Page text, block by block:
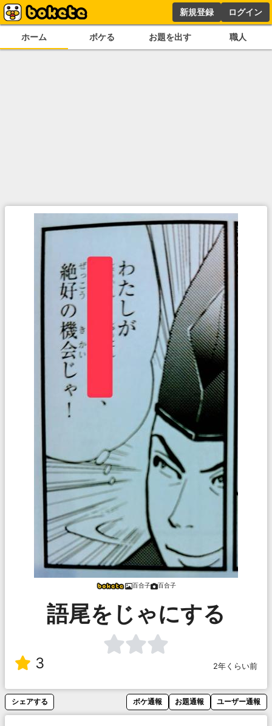
新規登録 ログイン
ホーム ボケる お題を出す 職人
百合子 百合子
語尾をじゃにする
3 2年くらい前
シェアする ボケ通報 お題通報 ユーザー通報